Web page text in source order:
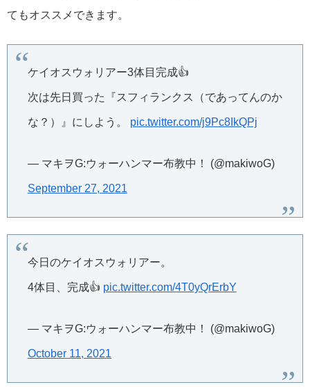
てもオススメできます。
ケイオスウォリアー3体目完成👍
次は先日買った『スフィランクス（であってんのか
な？）』にしよう。 pic.twitter.com/j9Pc8IkQPj
— マキヲG:ウォーハンマー布教中！ (@makiwoG)
September 27, 2021
今日のケイオスウォリアー。
4体目、完成👍 pic.twitter.com/4T0yQrErbY
— マキヲG:ウォーハンマー布教中！ (@makiwoG)
October 11, 2021